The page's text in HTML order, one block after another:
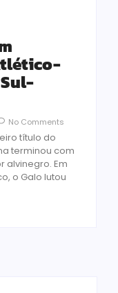
No Comments
título do
terminou com
alvinegro. Em
o Galo lutou